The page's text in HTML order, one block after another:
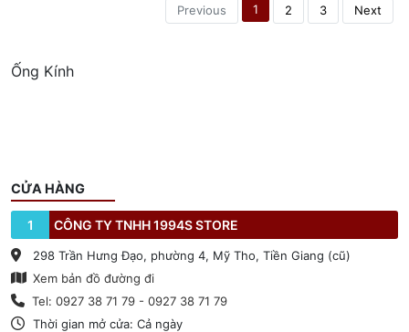
Previous 1 2 3 Next
Ống Kính
CỬA HÀNG
1 CÔNG TY TNHH 1994S STORE
298 Trần Hưng Đạo, phường 4, Mỹ Tho, Tiền Giang (cũ)
Xem bản đồ đường đi
Tel: 0927 38 71 79 - 0927 38 71 79
Thời gian mở cửa: Cả ngày